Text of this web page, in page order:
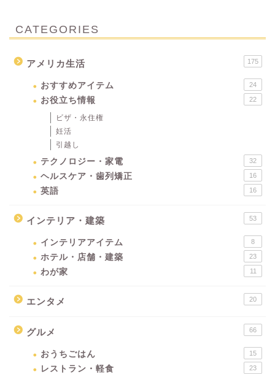
CATEGORIES
アメリカ生活 175
おすすめアイテム 24
お役立ち情報 22
ビザ・永住権
妊活
引越し
テクノロジー・家電 32
ヘルスケア・歯列矯正 16
英語 16
インテリア・建築 53
インテリアアイテム 8
ホテル・店舗・建築 23
わが家 11
エンタメ 20
グルメ 66
おうちごはん 15
レストラン・軽食 23